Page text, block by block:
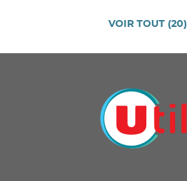
VOIR TOUT (20)
DE
DE
U
PROXIMITÉ
UTILE